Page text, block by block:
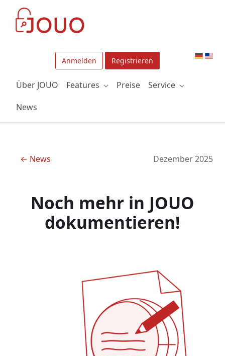
Zum Hauptinhalt springen
Über JOUO Features Preise
Service
News
Anmelden Registrieren
← News Dezember 2025
Noch mehr in JOUO
dokumentieren!